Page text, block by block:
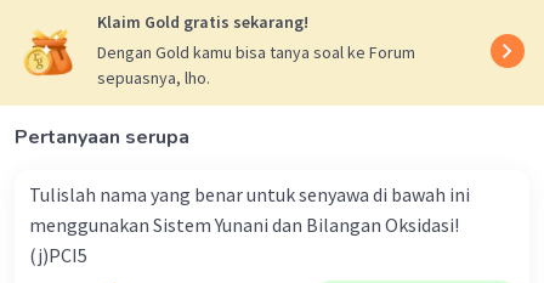
Klaim Gold gratis sekarang!
Dengan Gold kamu bisa tanya soal ke Forum
sepuasnya, lho.
Pertanyaan serupa
Tulislah nama yang benar untuk senyawa di bawah ini
menggunakan Sistem Yunani dan Bilangan Oksidasi!
(j)PCI5